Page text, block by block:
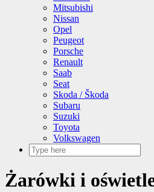
Mitsubishi
Nissan
Opel
Peugeot
Porsche
Renault
Saab
Seat
Skoda / Škoda
Subaru
Suzuki
Toyota
Volkswagen
Żarówki i